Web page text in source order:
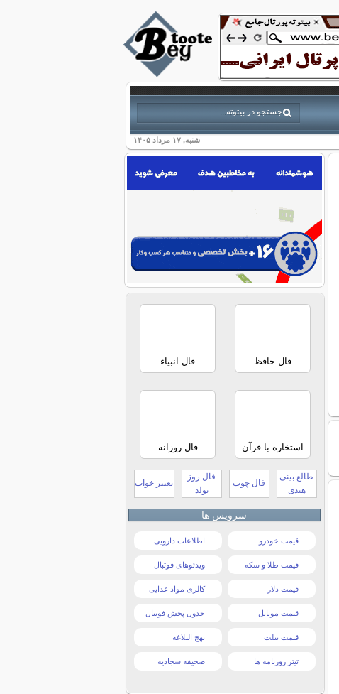
شنبه, ۱۷ مرداد ۱۴۰۵
فال حافظ فال انبیاء
استخاره با قرآن فال روزانه
طالع بینی
هندی
فال چوب
فال روز
تولد
تعبیر خواب
سرویس ها
قیمت خودرو اطلاعات دارویی
قیمت طلا و سکه ویدئوهای فوتبال
قیمت دلار کالری مواد غذایی
قیمت موبایل جدول پخش فوتبال
قیمت تبلت نهج البلاغه
تیتر روزنامه ها صحیفه سجادیه